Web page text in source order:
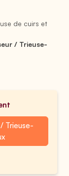
de cuirs et
/ Trieuse-
Trieuse-